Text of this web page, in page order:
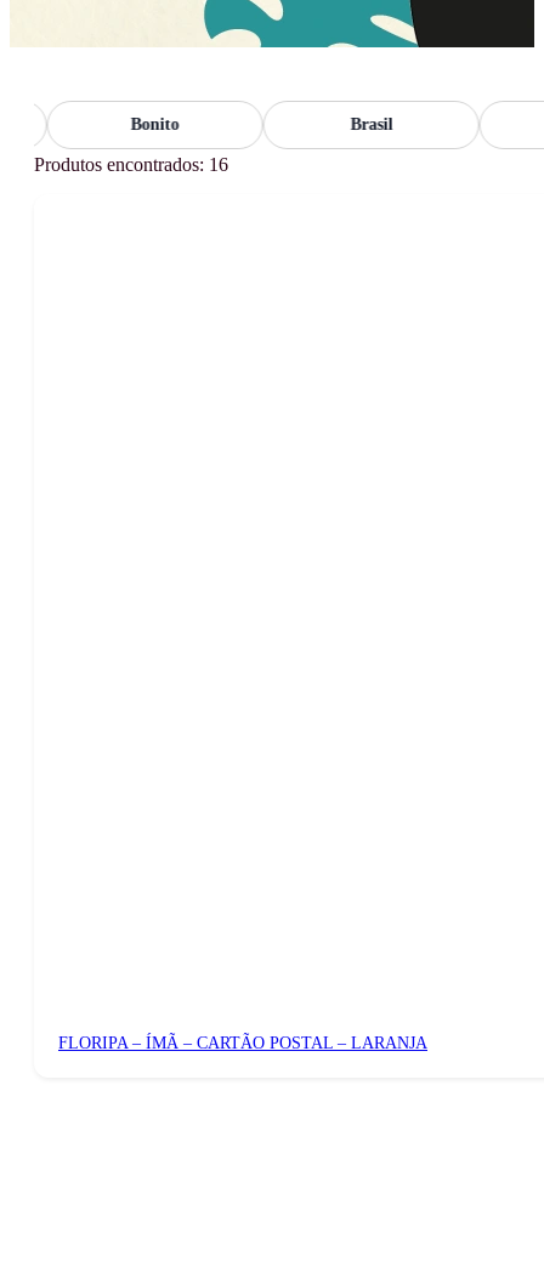
Bonito Brasil
Produtos encontrados: 16
FLORIPA – ÍMÃ – CARTÃO POSTAL – LARANJA